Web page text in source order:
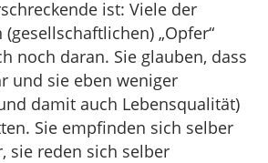
ist: Viele der
„Opfer“
noch daran. Sie glauben, dass
und sie eben weniger
damit auch Lebensqualität)
Sie empfinden sich selber
sie reden sich selber